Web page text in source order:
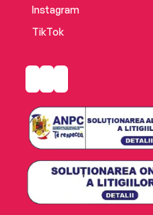
Instagram
TikTok